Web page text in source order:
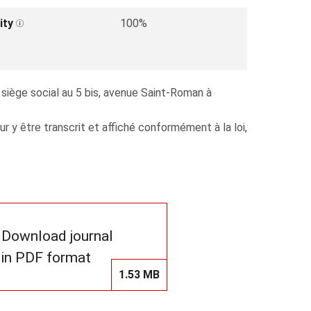
100%
social au 5 bis, avenue Saint-Roman à
y être transcrit et affiché conformément à la loi,
Download journal
in PDF format
1.53 MB